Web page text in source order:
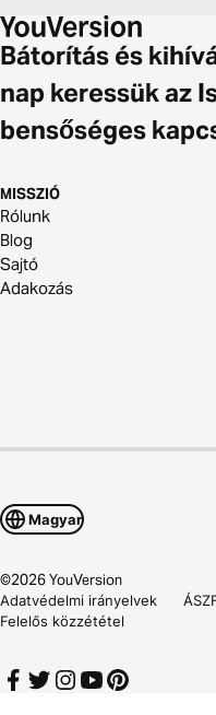
Bátorítás és
nap keressük az
bensőséges
MISSZIÓ
Rólunk
Blog
Sajtó
Adakozás
Magyar
©2026YouVersion
Adatvédelmi irányelvek
Felelős közzététel